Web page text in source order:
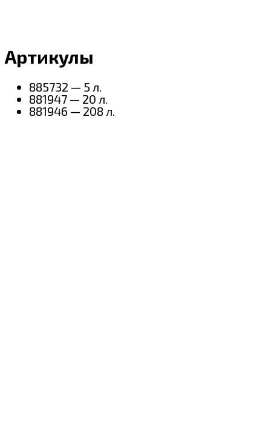
Артикулы
885732 — 5 л.
881947 — 20 л.
881946 — 208 л.